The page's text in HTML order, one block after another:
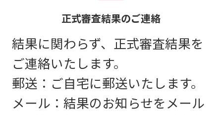
正式審査結果のご連絡
結果に関わらず、正式審査結果を
ご連絡いたします。
郵送：ご自宅に郵送いたします。
メール：結果のお知らせをメール